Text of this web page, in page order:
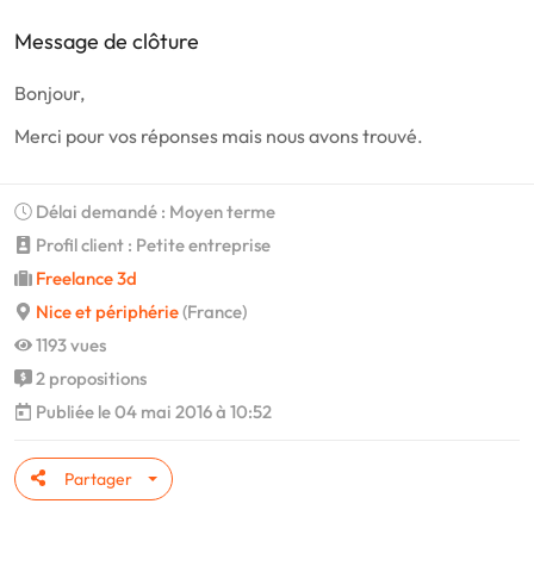
Message de clôture
Bonjour,
Merci pour vos réponses mais nous avons trouvé.
Délai demandé : Moyen terme
Profil client : Petite entreprise
Freelance 3d
Nice et périphérie(France)
1193 vues
2 propositions
Publiée le 04 mai 2016 à 10:52
Partager